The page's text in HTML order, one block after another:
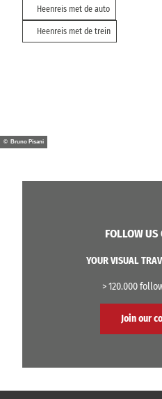
Heenreis met de auto
Heenreis met de trein
© Bruno Pisani
FOLLOW US
YOUR VISUAL
> 120.000
Join our